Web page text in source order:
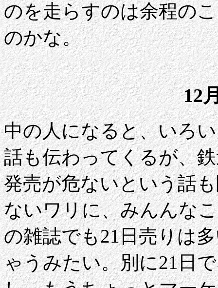
のを走らすのは余程の
のかな。
12
中の人になると、いろ
話も伝わってくるが、
発売が危ないという話
ないワリに、みんんな
の雑誌でも21日売りは
ゃうみたい。別に21日